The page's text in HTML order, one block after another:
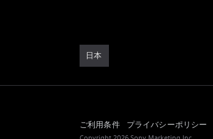
日本
ご利用条件 プライバシーポリシー